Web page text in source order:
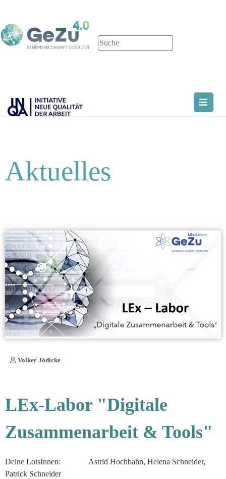
Aktuelles
Volker Jödicke
LEx-Labor "Digitale
Zusammenarbeit & Tools"
Deine LotsInnen: Astrid Hochbahn, Helena Schneider,
Patrick Schneider